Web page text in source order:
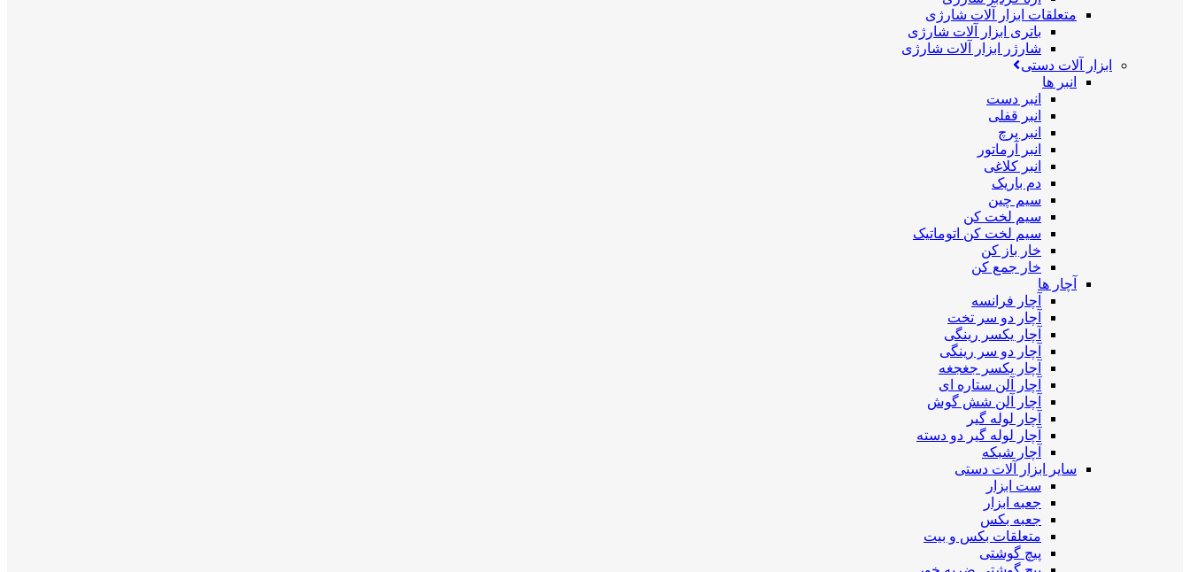
متعلقات ابزار آلات شارژی
باتری ابزار آلات شارژی
شارژر ابزار آلات شارژی
ابزار آلات دستی
انبر ها
انبر دست
انبر قفلی
انبر پرچ
انبر آرماتور
انبر کلاغی
دم باریک
سیم چین
سیم لخت کن
سیم لخت کن اتوماتیک
خار باز کن
خار جمع کن
آچار ها
آچار فرانسه
آچار دو سر تخت
آچار یکسر رینگی
آچار دو سر رینگی
آچار یکسر جغجغه
آچار آلن ستاره ای
آچار آلن شش گوش
آچار لوله گیر
آچار لوله گیر دو دسته
آچار شبکه
سایر ابزار آلات دستی
ست ابزار
جعبه ابزار
جعبه بکس
متعلقات بکس و بیت
پیچ گوشتی